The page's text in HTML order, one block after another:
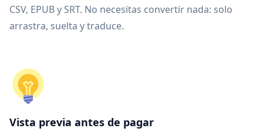
CSV, EPUB y SRT. No necesitas convertir nada: solo
arrastra, suelta y traduce.
Vista previa antes de pagar